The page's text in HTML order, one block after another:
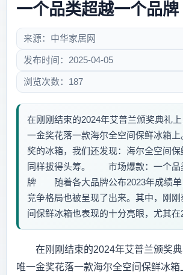
一个品类超越一个品牌
来源：中华家居网
发布时间：2025-04-05
浏览次数：187
在刚刚结束的2024年艾普兰颁奖典礼
一金奖花落一款海尔全空间保鲜冰箱
奖的冰箱，我们还发现：海尔全空间
同样拔得头筹。 市场爆款：一个品
牌 随着各大品牌公布2023年成绩单
竞争格局也被呈现了出来。其中，刚
间保鲜冰箱也表现的十分亮眼，尤其在
在刚刚结束的2024年艾普兰颁奖典
唯一金奖花落一款海尔全空间保鲜冰